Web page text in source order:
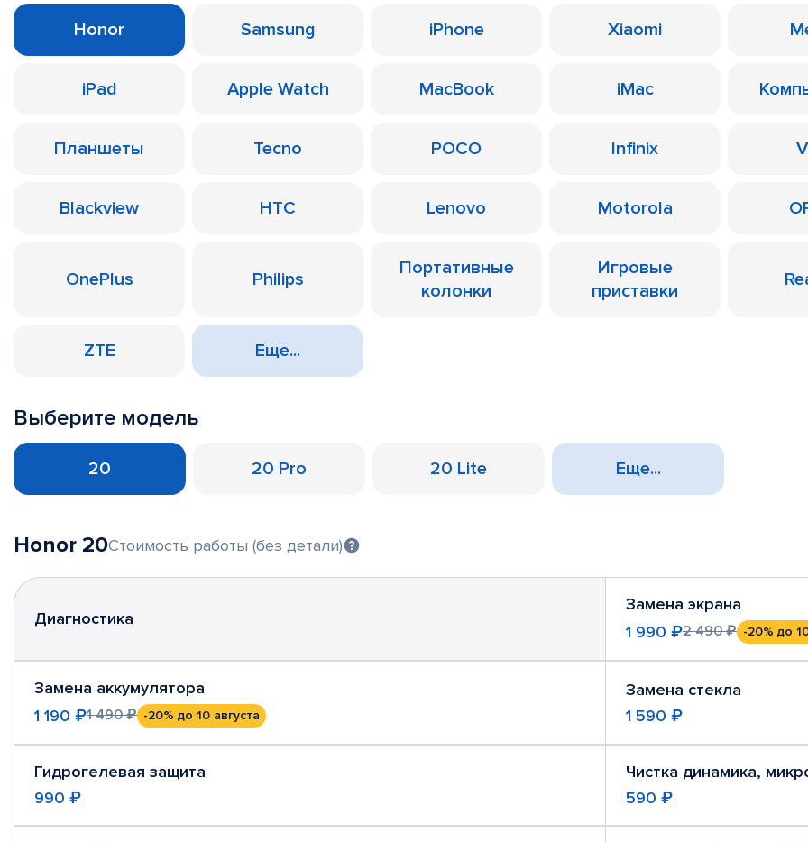
Honor Samsung iPhone Xiaomi
iPad Apple Watch MacBook iMac
Планшеты Tecno POCO Infinix
Blackview HTC Lenovo Motorola
OnePlus Philips
Портативные
колонки
Игровые
приставки
ZTE Еще...
Выберите модель
20 20 Pro 20 Lite Еще...
Honor 20Стоимость работы (без детали)
Диагностика
Замена экрана
1 990 ₽2 490 ₽ -20% до
Замена аккумулятора
1 190 ₽1 490 ₽ -20% до 10 августа
Замена стекла
1 590 ₽
Гидрогелевая защита
990 ₽
Чистка динамика,
590 ₽